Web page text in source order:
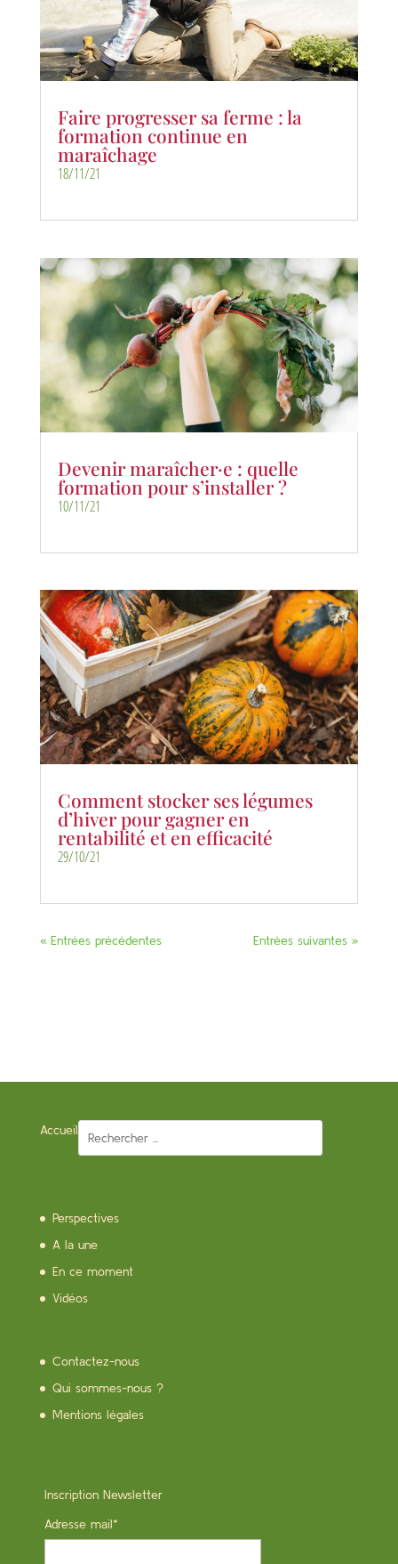
Faire progresser sa ferme : la
formation continue en
maraîchage
18/11/21
Devenir maraîcher·e : quelle
formation pour s’installer ?
10/11/21
Comment stocker ses légumes
d’hiver pour gagner en
rentabilité et en efficacité
29/10/21
« Entrées précédentes Entrées suivantes »
Accueil
Perspectives
A la une
En ce moment
Vidéos
Contactez-nous
Qui sommes-nous ?
Mentions légales
Inscription Newsletter
Adresse mail*